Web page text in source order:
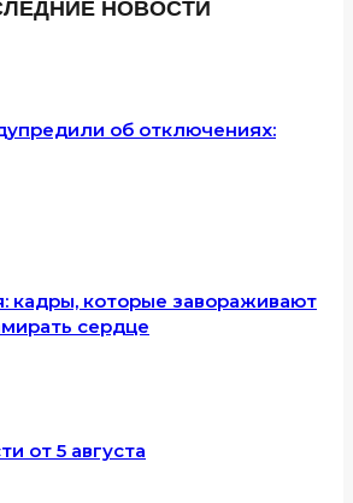
НОВОСТИ
об отключениях:
кадры, которые завораживают
сердце
от 5 августа